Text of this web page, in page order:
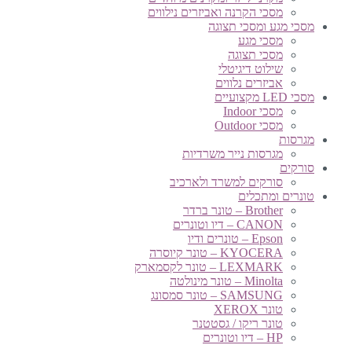
מסכי הקרנה ואביזרים נילווים
מסכי מגע ומסכי תצוגה
מסכי מגע
מסכי תצוגה
שילוט דיגיטלי
אביזרים נלווים
מסכי LED מקצועיים
מסכי Indoor
מסכי Outdoor
מגרסות
מגרסות נייר משרדיות
סורקים
סורקים למשרד ולארכיב
טונרים ומתכלים
Brother – טונר ברדר
CANON – דיו וטונרים
Epson – טונרים ודיו
KYOCERA – טונר קיוסרה
LEXMARK – טונר לקסמארק
Minolta – טונר מינולטה
SAMSUNG – טונר סמסונג
טונר XEROX
טונר ריקו / גסטטנר
HP – דיו וטונרים